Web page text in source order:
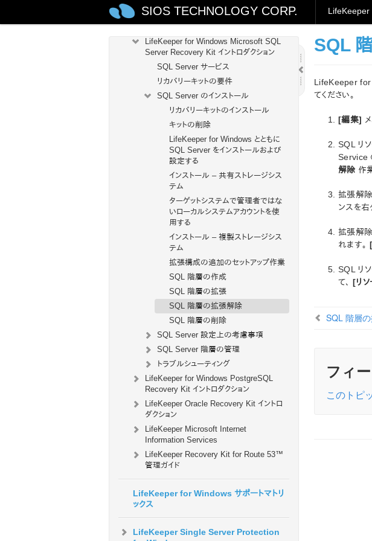
SIOS TECHNOLOGY CORP.
Generic ARK for Load Balancer probe
reply
LifeKeeper for Windows Microsoft SQL
Server Recovery Kit イントロダクション
SQL Server サービス
リカバリーキットの要件
SQL Server のインストール
リカバリーキットのインストール
キットの削除
LifeKeeper for Windows とともに
SQL Server をインストールおよび
設定する
インストール – 共有ストレージシス
テム
ターゲットシステムで管理者ではな
いローカルシステムアカウントを使
用する
インストール – 複製ストレージシス
テム
拡張構成の追加のセットアップ作業
SQL 階層の作成
SQL 階層の拡張
SQL 階層の拡張解除
SQL 階層の削除
SQL Server 設定上の考慮事項
SQL Server 階層の管理
トラブルシューティング
LifeKeeper for Windows PostgreSQL
Recovery Kit イントロダクション
LifeKeeper Oracle Recovery Kit イントロ
ダクション
LifeKeeper Microsoft Internet
Information Services
LifeKeeper Recovery Kit for Route 53™
管理ガイド
LifeKeeper for Windows サポートマトリ
ックス
LifeKeeper Single Server Protection
SQL
LifeKeeper for
てください。
[編集]
SQL リ
Service
解除 作
拡張解除
ンスを右
拡張解
れます。
SQL リ
て、 [リ
SQL 階層
フィ
このトピ